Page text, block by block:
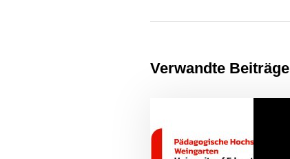
Verwandte Beiträge